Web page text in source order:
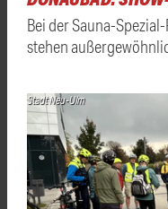
Bei der Sauna-
stehen
Stadt Neu-Ulm